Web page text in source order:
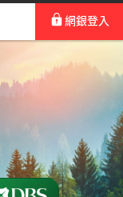
網銀登入